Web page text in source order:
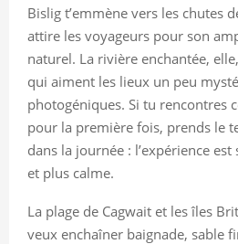
Bislig t’emmène vers les chutes
attire les voyageurs pour son
naturel. La rivière enchantée,
qui aiment les lieux un peu
photogéniques. Si tu rencontres
pour la première fois, prends le
dans la journée : l’expérience
et plus calme.
La plage de Cagwait et les îles
veux enchaîner baignade, sable